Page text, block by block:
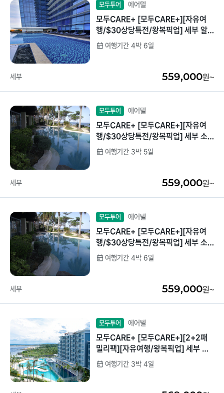
모두투어 에어텔
모두CARE+ [모두CARE+][자유여
행/$30상당특전/왕복픽업] 세부 알
테라 디럭스씨티뷰 4박6일
여행기간 4박 6일
세부 559,000원~
모두투어 에어텔
모두CARE+ [모두CARE+][자유여
행/$30상당특전/왕복픽업] 세부 소
토그란데 디럭스 3박5일
여행기간 3박 5일
세부 559,000원~
모두투어 에어텔
모두CARE+ [모두CARE+][자유여
행/$30상당특전/왕복픽업] 세부 소
토그란데 디럭스 4박6일
여행기간 4박 6일
세부 559,000원~
모두투어 에어텔
모두CARE+ [모두CARE+][2+2패
밀리팩][자유여행/왕복픽업] 세부 솔
레아 프리미어씨티뷰 3박4일 [리조트
디너1회/워터파크]
여행기간 3박 4일